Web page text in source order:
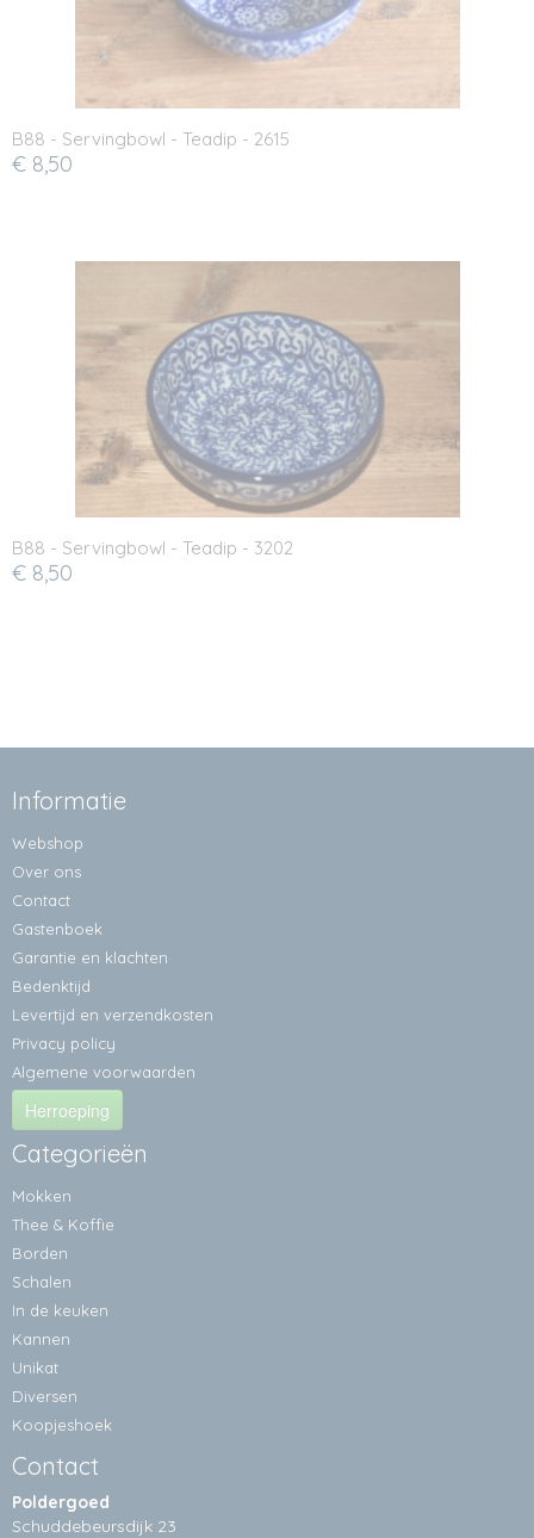
B88 - Servingbowl - Teadip - 2615
€ 8,50
B88 - Servingbowl - Teadip - 3202
€ 8,50
Informatie
Webshop
Over ons
Contact
Gastenboek
Garantie en klachten
Bedenktijd
Levertijd en verzendkosten
Privacy policy
Algemene voorwaarden
Herroeping
Categorieën
Mokken
Thee & Koffie
Borden
Schalen
In de keuken
Kannen
Unikat
Diversen
Koopjeshoek
Contact
Poldergoed
Schuddebeursdijk 23